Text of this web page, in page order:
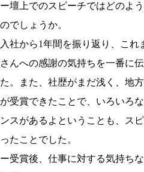
ー壇上でのスピーチではどのよ
のでしょうか。
入社から1年間を振り返り、これ
さんへの感謝の気持ちを一番に
た。また、社歴がまだ浅く、地
が受賞できたことで、いろいろ
ンスがあるよということも、ス
ったことでした。
ー受賞後、仕事に対する気持ち